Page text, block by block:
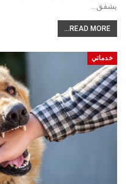
يشفق…
READ MORE...
خدماتي